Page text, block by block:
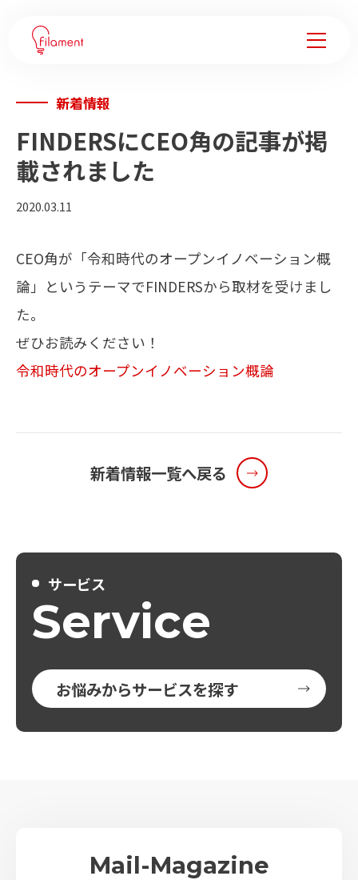
サービス
事例紹介
企業変革ノウハウ
フィラメントについて
メンバー
新着情報
FINDERSにCEO角の記事が掲
載されました
2020.03.11
CEO角が「令和時代のオープンイノベーション概
論」というテーマでFINDERSから取材を受けまし
た。
ぜひお読みください！
令和時代のオープンイノベーション概論
新着情報一覧へ戻る
サービス
Service
お悩みからサービスを探す
Mail-Magazine